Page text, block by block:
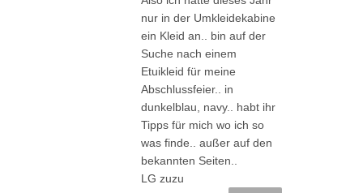
nur in der Umkleidekabine
ein Kleid an.. bin auf der
Suche nach einem
Etuikleid für meine
Abschlussfeier.. in
dunkelblau, navy.. habt ihr
Tipps für mich wo ich so
was finde.. außer auf den
bekannten Seiten..
LG zuzu